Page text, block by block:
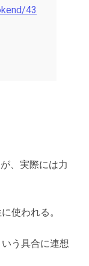
43
、実際には力
使われる。
う具合に連想